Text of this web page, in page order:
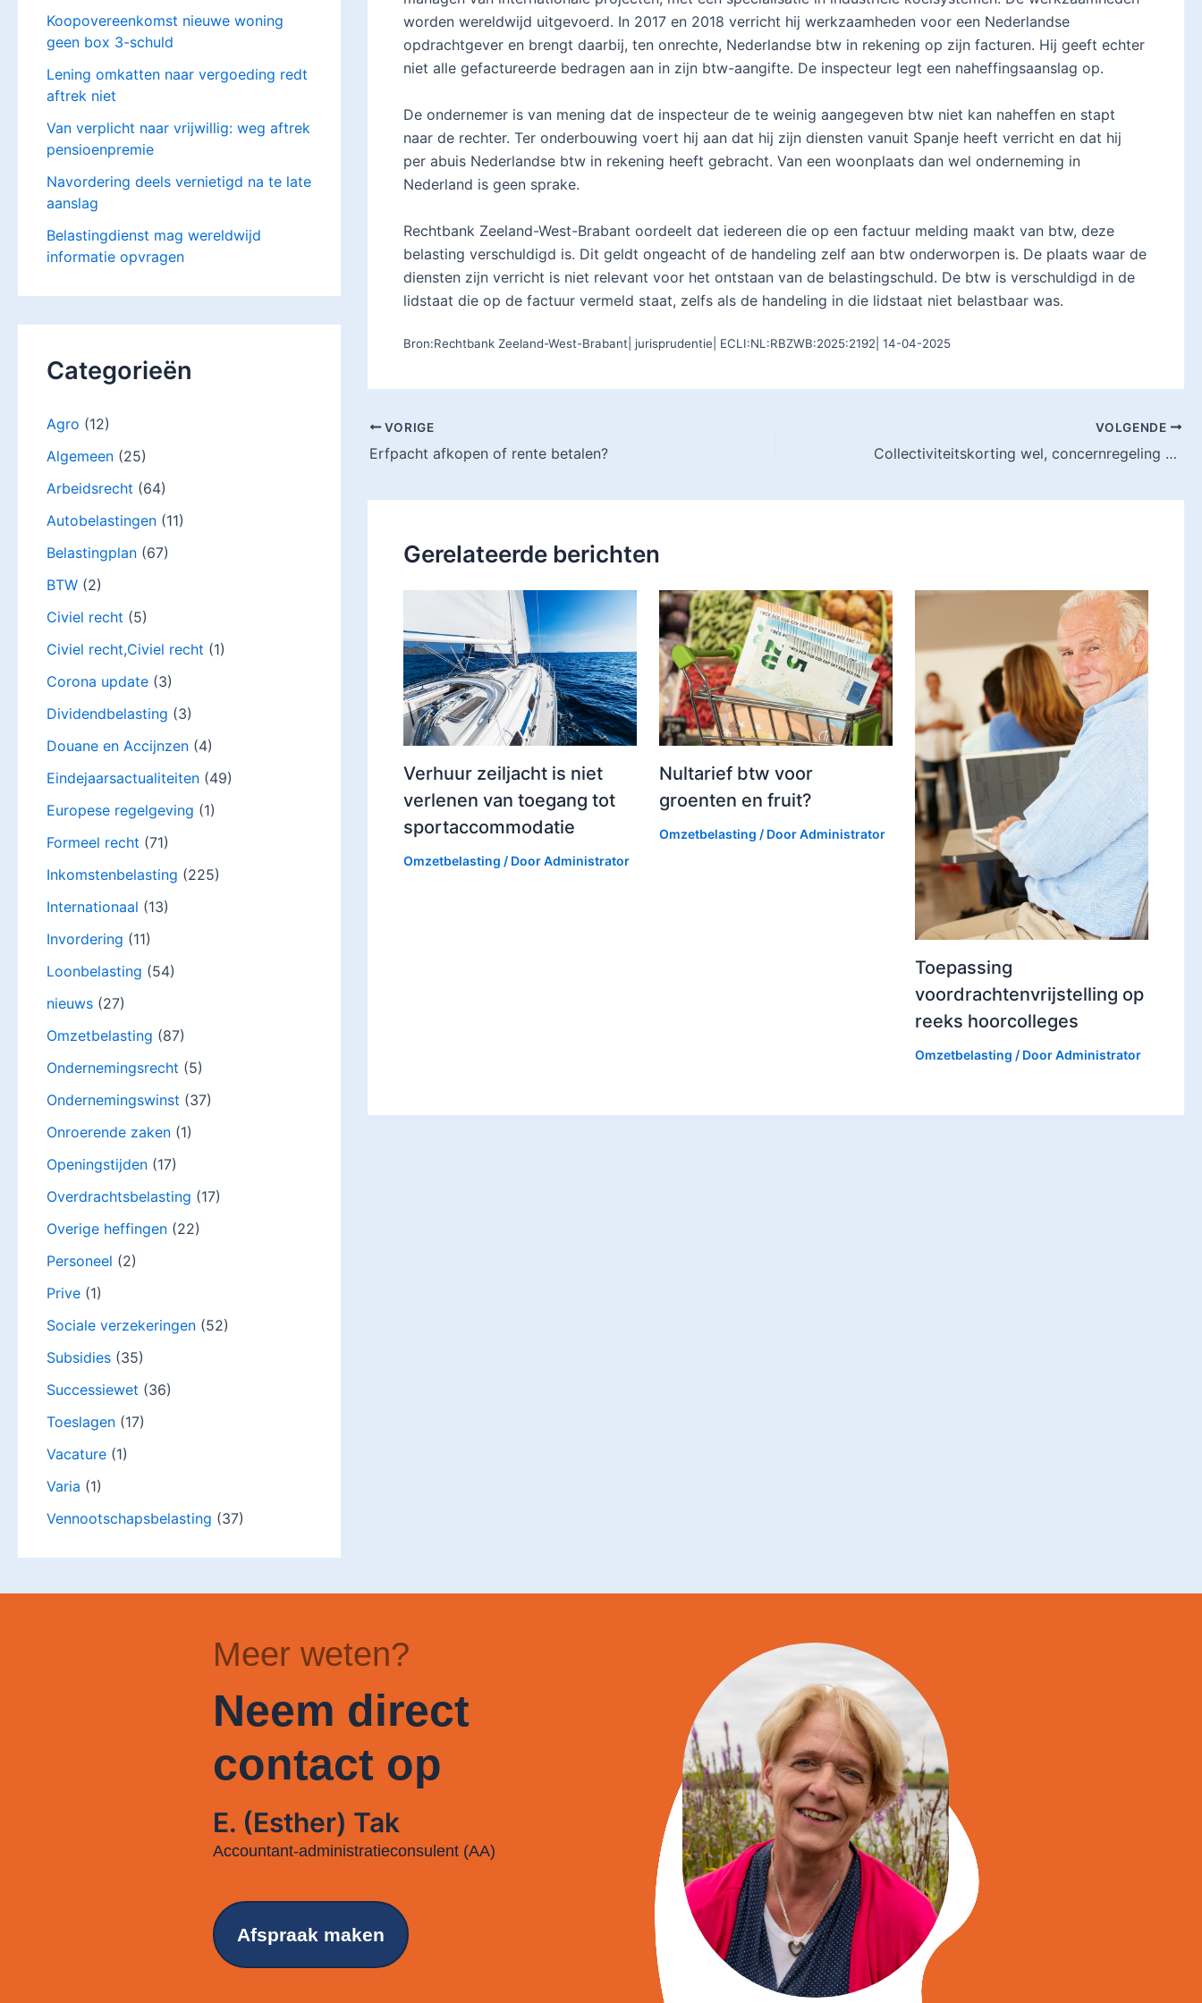
Koopovereenkomst nieuwe woning
geen box 3-schuld
Lening omkatten naar vergoeding redt
aftrek niet
Van verplicht naar vrijwillig: weg aftrek
pensioenpremie
Navordering deels vernietigd na te late
aanslag
Belastingdienst mag wereldwijd
informatie opvragen
Categorieën
Agro (12)
Algemeen (25)
Arbeidsrecht (64)
Autobelastingen (11)
Belastingplan (67)
BTW (2)
Civiel recht (5)
Civiel recht,Civiel recht (1)
Corona update (3)
Dividendbelasting (3)
Douane en Accijnzen (4)
Eindejaarsactualiteiten (49)
Europese regelgeving (1)
Formeel recht (71)
Inkomstenbelasting (225)
Internationaal (13)
Invordering (11)
Loonbelasting (54)
nieuws (27)
Omzetbelasting (87)
Ondernemingsrecht (5)
Ondernemingswinst (37)
Onroerende zaken (1)
Openingstijden (17)
Overdrachtsbelasting (17)
Overige heffingen (22)
Personeel (2)
Prive (1)
Sociale verzekeringen (52)
Subsidies (35)
Successiewet (36)
Toeslagen (17)
Vacature (1)
Varia (1)
Vennootschapsbelasting (37)
worden wereldwijd uitgevoerd. In 2017 en 2018 verricht hij werkzaamheden voor een Nederlandse
opdrachtgever en brengt daarbij, ten onrechte, Nederlandse btw in rekening op zijn facturen. Hij geeft echter
niet alle gefactureerde bedragen aan in zijn btw-aangifte. De inspecteur legt een naheffingsaanslag op.
De ondernemer is van mening dat de inspecteur de te weinig aangegeven btw niet kan naheffen en stapt
naar de rechter. Ter onderbouwing voert hij aan dat hij zijn diensten vanuit Spanje heeft verricht en dat hij
per abuis Nederlandse btw in rekening heeft gebracht. Van een woonplaats dan wel onderneming in
Nederland is geen sprake.
Rechtbank Zeeland-West-Brabant oordeelt dat iedereen die op een factuur melding maakt van btw, deze
belasting verschuldigd is. Dit geldt ongeacht of de handeling zelf aan btw onderworpen is. De plaats waar de
diensten zijn verricht is niet relevant voor het ontstaan van de belastingschuld. De btw is verschuldigd in de
lidstaat die op de factuur vermeld staat, zelfs als de handeling in die lidstaat niet belastbaar was.
Bron:Rechtbank Zeeland-West-Brabant| jurisprudentie| ECLI:NL:RBZWB:2025:2192| 14-04-2025
VORIGE
Erfpacht afkopen of rente betalen?
VOLGENDE
Collectiviteitskorting wel, concernregeling niet toegestaan bij reisfaciliteiten NS
Gerelateerde berichten
Verhuur zeiljacht is niet
verlenen van toegang tot
sportaccommodatie
Omzetbelasting / DoorAdministrator
Nultarief btw voor
groenten en fruit?
Omzetbelasting / DoorAdministrator
Toepassing
voordrachtenvrijstelling op
reeks hoorcolleges
Omzetbelasting / DoorAdministrator
Meer weten?
Neem direct
contact op
E. (Esther) Tak
Accountant-administratieconsulent (AA)
Afspraak maken